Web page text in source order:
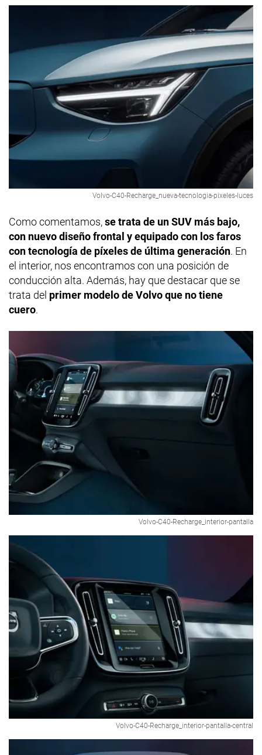
Volvo-C40-Recharge_nueva-tecnologia-pixeles-luces
Como comentamos,se trata de un SUV más bajo,
con nuevo diseño frontal y equipado con los faros
con tecnología de píxeles de última generación. En
el interior, nos encontramos con una posición de
conducción alta. Además, hay que destacar que se
trata del primer modelo de Volvo que no tiene
cuero.
Volvo-C40-Recharge_interior-pantalla
Volvo-C40-Recharge_interior-pantalla-central